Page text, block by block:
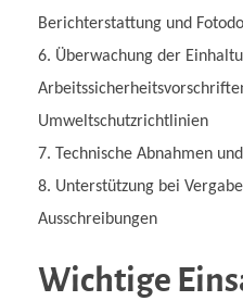
Berichterstattung und
Überwachung der
Umweltschutzrichtlinien
Technische Abnahmen
Unterstützung bei
Ausschreibungen
Wichtige